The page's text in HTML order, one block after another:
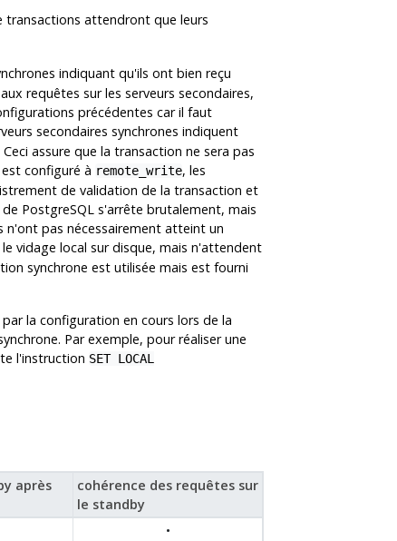
transactions attendront que leurs
indiquant qu'ils ont bien reçu
requêtes sur les serveurs secondaires,
précédentes car il faut
secondaires synchrones indiquent
assure que la transaction ne sera pas
configuré à remote_write, les
de validation de la transaction et
PostgreSQL s'arrête brutalement, mais
n'ont pas nécessairement atteint un
vidage local sur disque, mais n'attendent
synchrone est utilisée mais est fourni
la configuration en cours lors de la
Par exemple, pour réaliser une
l'instruction SET LOCAL
après
cohérence des requêtes sur
le standby
•